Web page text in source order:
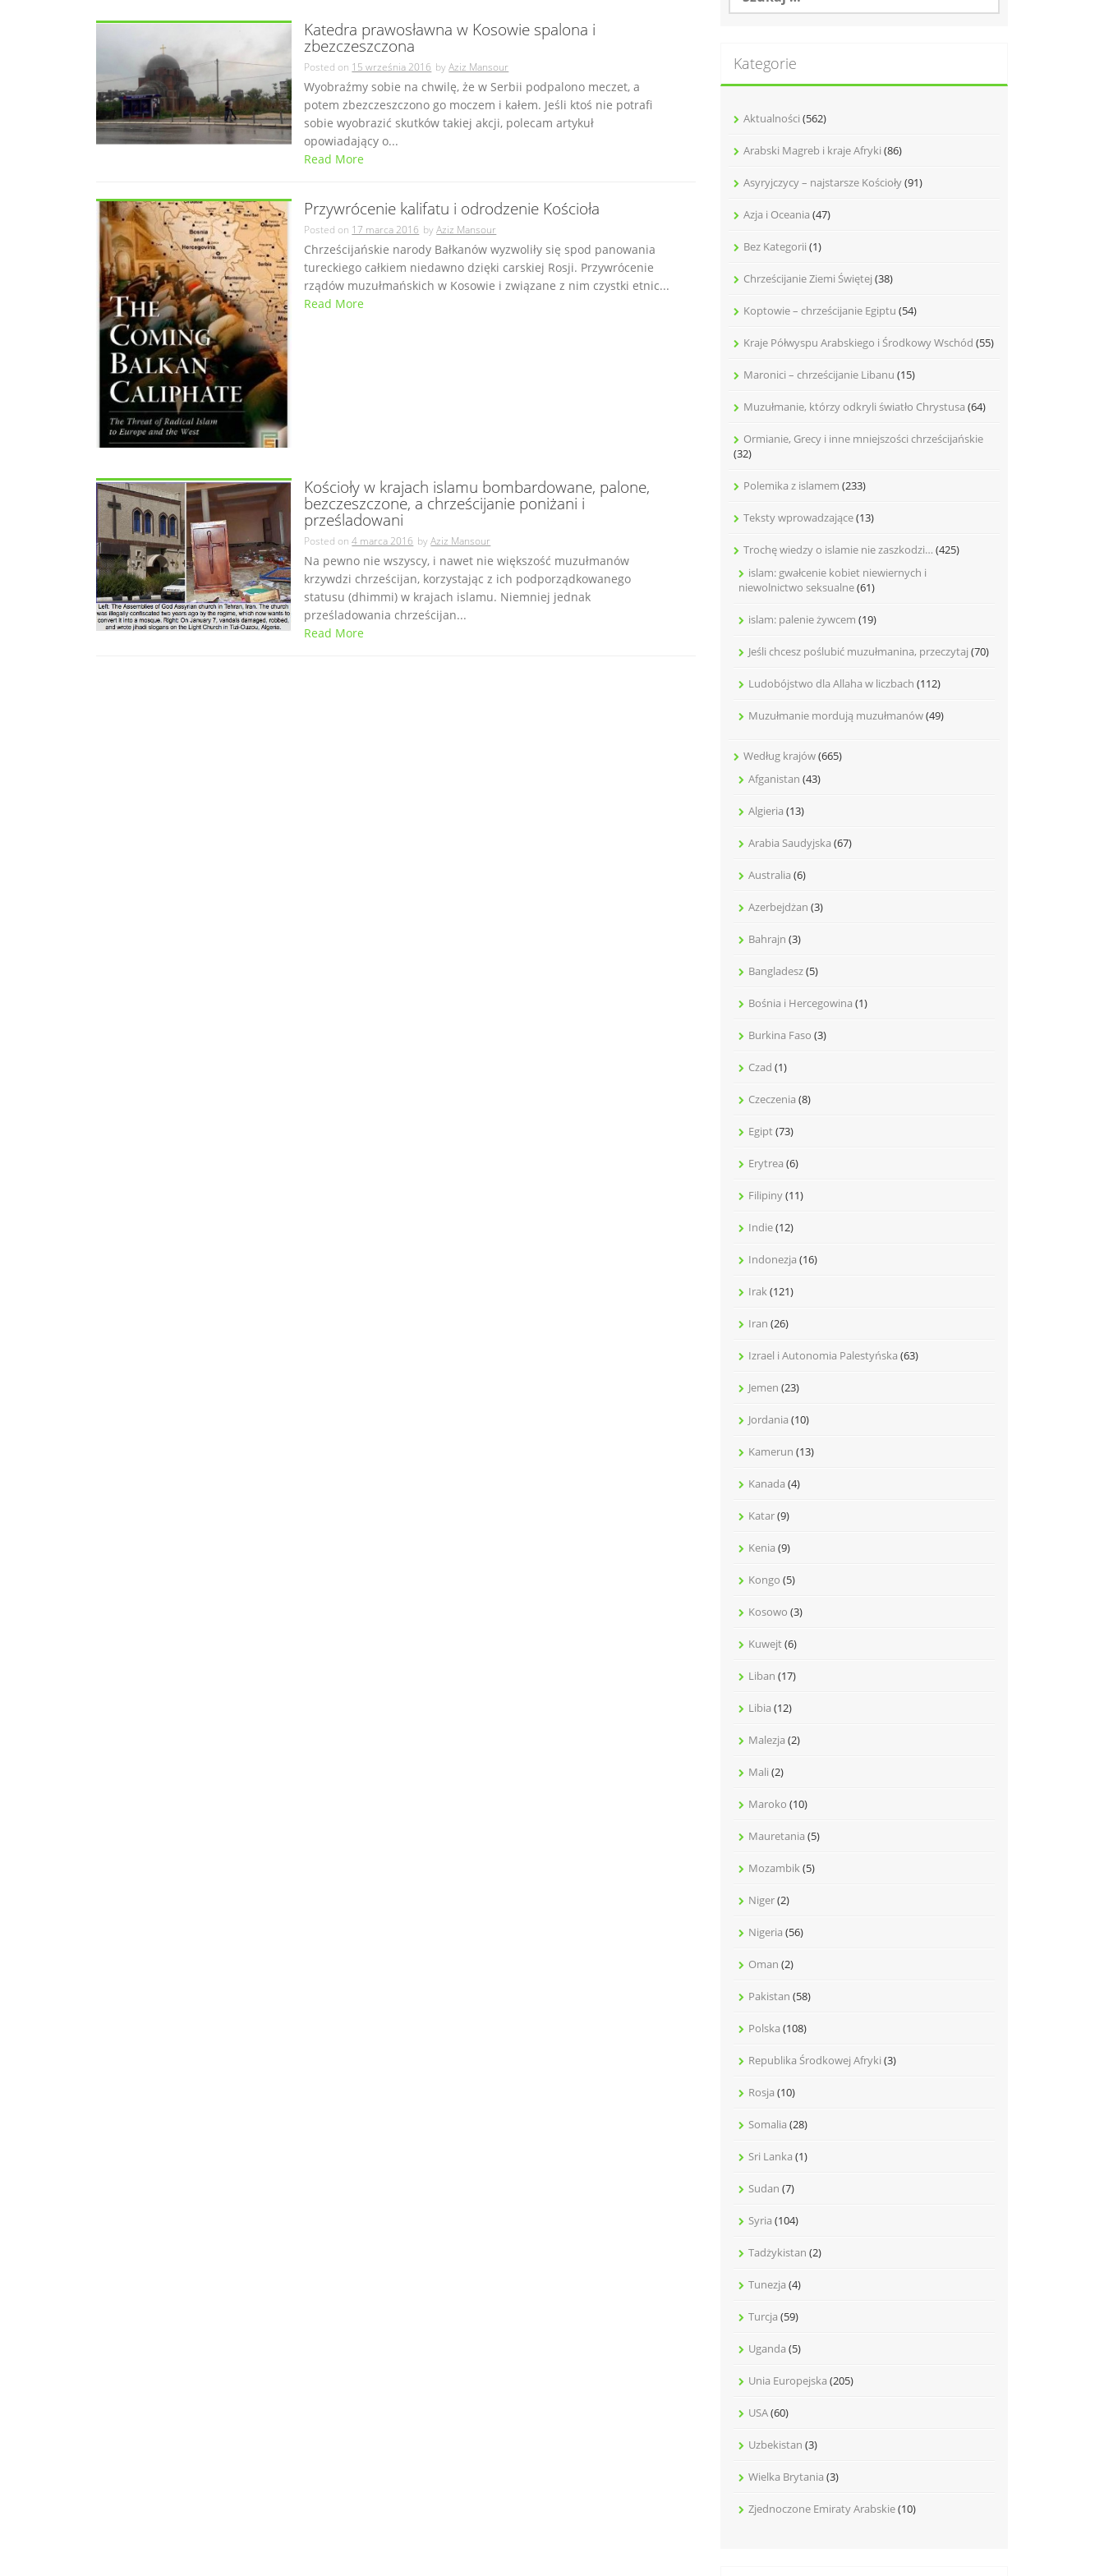
Katedra prawosławna w Kosowie spalona i
zbezczeszczona
Posted on 15 września 2016 byAziz Mansour
Wyobraźmy sobie na chwilę, że w Serbii podpalono meczet, a
potem zbezczeszczono go moczem i kałem. Jeśli ktoś nie potrafi
sobie wyobrazić skutków takiej akcji, polecam artykuł
opowiadający o...
Read More
Przywrócenie kalifatu i odrodzenie Kościoła
Posted on 17 marca 2016 byAziz Mansour
Chrześcijańskie narody Bałkanów wyzwoliły się spod panowania
tureckiego całkiem niedawno dzięki carskiej Rosji. Przywrócenie
rządów muzułmańskich w Kosowie i związane z nim czystki etnic...
Read More
Kościoły w krajach islamu bombardowane, palone,
bezczeszczone, a chrześcijanie poniżani i
prześladowani
Posted on4 marca 2016 byAziz Mansour
Na pewno nie wszyscy, i nawet nie większość muzułmanów
krzywdzi chrześcijan, korzystając z ich podporządkowanego
statusu (dhimmi) w krajach islamu. Niemniej jednak
prześladowania chrześcijan...
Read More
u
:
Kategorie
Aktualności (562)
Arabski Magreb i kraje Afryki (86)
Asyryjczycy – najstarsze Kościoły(91)
Azja i Oceania (47)
Bez Kategorii (1)
Chrześcijanie Ziemi Świętej (38)
Koptowie – chrześcijanie Egiptu (54)
Kraje Półwyspu Arabskiego i Środkowy Wschód (55)
Maronici – chrześcijanie Libanu (15)
Muzułmanie, którzy odkryli światło Chrystusa (64)
Ormianie, Grecy i inne mniejszości chrześcijańskie
(32)
Polemika z islamem (233)
Teksty wprowadzające(13)
Trochę wiedzy o islamie nie zaszkodzi… (425)
islam: gwałcenie kobiet niewiernych i
niewolnictwo seksualne(61)
islam: palenie żywcem (19)
Jeśli chcesz poślubić muzułmanina, przeczytaj (70)
Ludobójstwo dla Allaha w liczbach (112)
Muzułmanie mordują muzułmanów(49)
Według krajów(665)
Afganistan (43)
Algieria (13)
Arabia Saudyjska (67)
Australia (6)
Azerbejdżan (3)
Bahrajn (3)
Bangladesz(5)
Bośnia i Hercegowina (1)
Burkina Faso (3)
Czad (1)
Czeczenia (8)
Egipt(73)
Erytrea (6)
Filipiny(11)
Indie(12)
Indonezja (16)
Irak(121)
Iran (26)
Izrael i Autonomia Palestyńska (63)
Jemen (23)
Jordania (10)
Kamerun (13)
Kanada (4)
Katar(9)
Kenia (9)
Kongo (5)
Kosowo (3)
Kuwejt(6)
Liban (17)
Libia (12)
Malezja (2)
Mali (2)
Maroko (10)
Mauretania (5)
Mozambik(5)
Niger(2)
Nigeria (56)
Oman (2)
Pakistan (58)
Polska (108)
Republika Środkowej Afryki (3)
Rosja (10)
Somalia (28)
Sri Lanka (1)
Sudan (7)
Syria (104)
Tadżykistan (2)
Tunezja (4)
Turcja (59)
Uganda (5)
Unia Europejska (205)
USA(60)
Uzbekistan (3)
Wielka Brytania (3)
Zjednoczone Emiraty Arabskie(10)